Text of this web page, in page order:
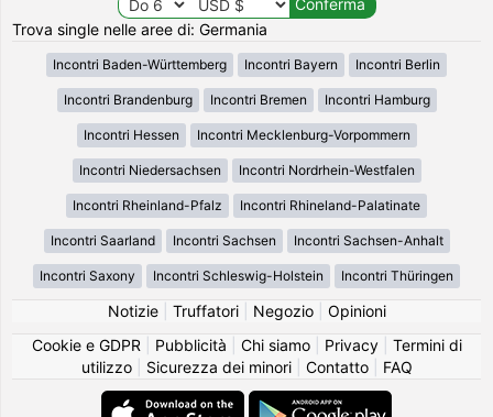
Trova single nelle aree di: Germania
Incontri Baden-Württemberg Incontri Bayern Incontri Berlin
Incontri Brandenburg Incontri Bremen Incontri Hamburg
Incontri Hessen Incontri Mecklenburg-Vorpommern
Incontri Niedersachsen Incontri Nordrhein-Westfalen
Incontri Rheinland-Pfalz Incontri Rhineland-Palatinate
Incontri Saarland Incontri Sachsen Incontri Sachsen-Anhalt
Incontri Saxony Incontri Schleswig-Holstein Incontri Thüringen
Notizie| Truffatori| Negozio| Opinioni
Cookie e GDPR
Pubblicità Chi siamo| Privacy| Termini di
utilizzo| Sicurezza dei minori| Contatto| FAQ